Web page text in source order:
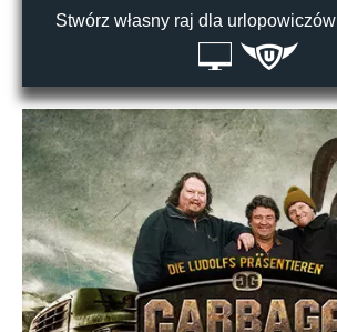
Stwórz własny raj dla urlopowiczów